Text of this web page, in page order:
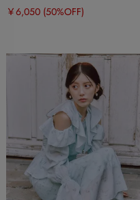
￥6,050 (50%OFF)